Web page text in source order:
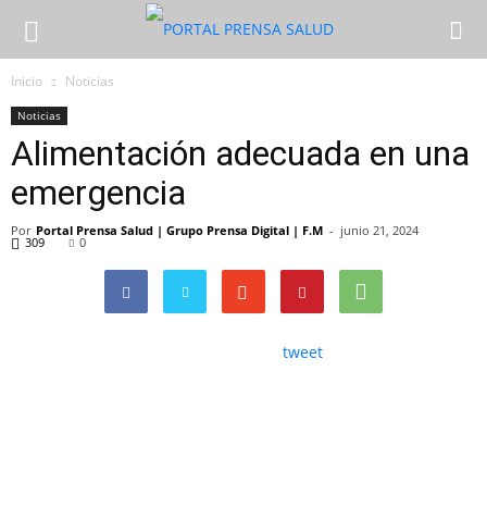
Inicio Noticias
Noticias
Alimentación adecuada en una
emergencia
Por Portal Prensa Salud | Grupo Prensa Digital | F.M - junio 21, 2024
309 0
tweet